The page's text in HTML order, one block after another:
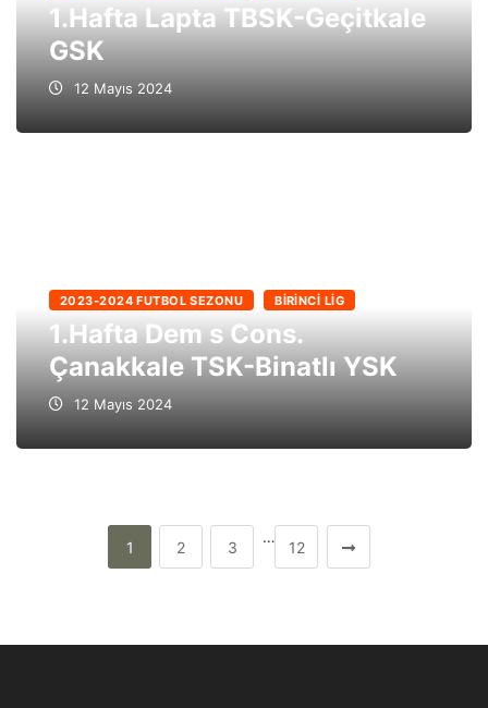
1.Hafta Lapta TBSK-Geçitkale
GSK
12 Mayıs 2024
2023-2024 FUTBOL SEZONU BIRINCI LIG
1.Hafta Dem s Cons.
Çanakkale TSK-Binatlı YSK
12 Mayıs 2024
1 2 3
…
12